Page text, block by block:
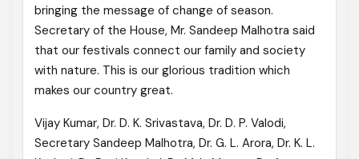
bringing the message of change of season.
Secretary of the House, Mr. Sandeep Malhotra said
that our festivals connect our family and society
with nature. This is our glorious tradition which
makes our country great.
Vijay Kumar, Dr. D. K. Srivastava, Dr. D. P. Valodi,
Secretary Sandeep Malhotra, Dr. G. L. Arora, Dr. K. L.